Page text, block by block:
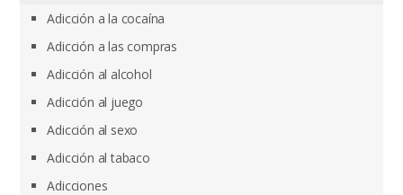
Adicción a la cocaína
Adicción a las compras
Adicción al alcohol
Adicción al juego
Adicción al sexo
Adicción al tabaco
Adicciones